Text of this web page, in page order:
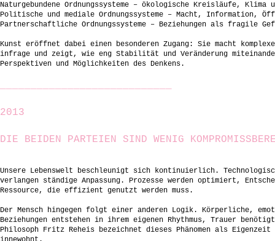
Naturgebundene Ordnungssysteme – ökologische Kreisläufe, Klima
Politische und mediale Ordnungssysteme – Macht, Information,
Partnerschaftliche Ordnungssysteme – Beziehungen als fragile
Kunst eröffnet dabei einen besonderen Zugang: Sie macht
infrage und zeigt, wie eng Stabilität und Veränderung
Perspektiven und Möglichkeiten des Denkens.
2013
DIE BEIDEN PARTEIEN SIND WENIG
Unsere Lebenswelt beschleunigt sich kontinuierlich.
verlangen ständige Anpassung. Prozesse werden optimiert,
Ressource, die effizient genutzt werden muss.
Der Mensch hingegen folgt einer anderen Logik. Körperliche,
Beziehungen entstehen in ihrem eigenen Rhythmus, Trauer
Philosoph Fritz Reheis bezeichnet dieses Phänomen als